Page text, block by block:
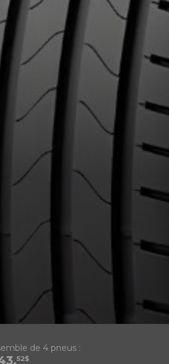
de 4 pneus :
52$
avis concernant le
véhicule